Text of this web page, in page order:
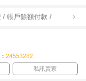
/ 帳戶餘額付款 /
24553282
私訊賣家